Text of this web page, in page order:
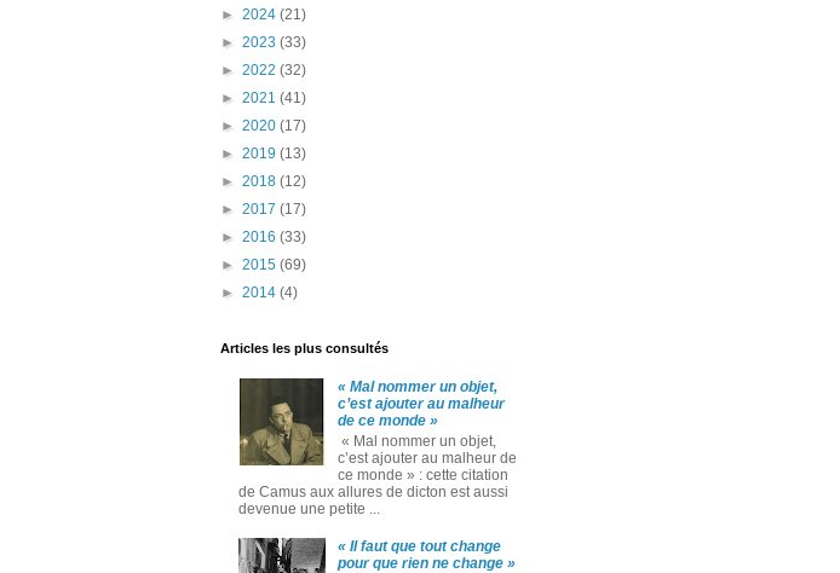
► 2024 (21)
► 2023 (33)
► 2022 (32)
► 2021 (41)
► 2020 (17)
► 2019 (13)
► 2018 (12)
► 2017 (17)
► 2016 (33)
► 2015 (69)
► 2014 (4)
Articles les plus consultés
« Mal nommer un objet,
c’est ajouter au malheur
de ce monde »
« Mal nommer un objet,
c’est ajouter au malheur de
ce monde » : cette citation
de Camus aux allures de dicton est aussi
devenue une petite ...
« Il faut que tout change
pour que rien ne change »